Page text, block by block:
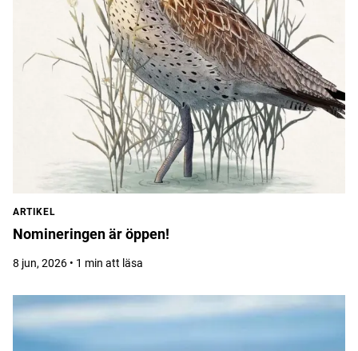
ARTIKEL
Nomineringen är öppen!
8 jun, 2026 • 1 min att läsa